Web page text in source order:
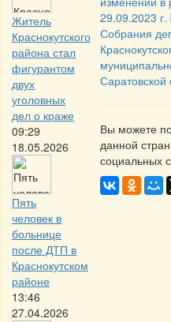
Житель
Краснокутского
района стал
фигурантом
двух
уголовных
дел о краже
09:29
18.05.2026
Пять
человек в
больнице
после ДТП в
Краснокутском
районе
13:46
27.04.2026
29.09.2023
Собрания
Саратовской
Вы можете
данной
социальных